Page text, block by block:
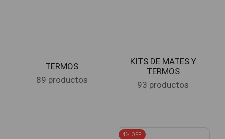
TERMOS
89 productos
KITS DE MATES Y
TERMOS
93 productos
4% OFF